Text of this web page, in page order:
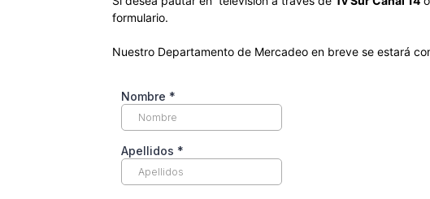
formulario.
Nuestro Departamento de Mercadeo en breve se estará